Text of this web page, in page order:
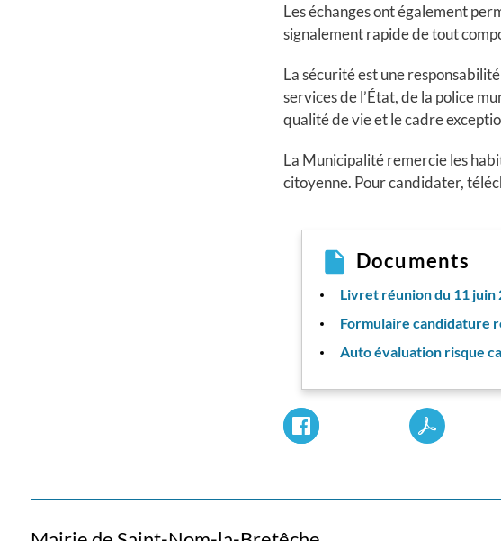
Les échanges ont également
signalement rapide de tout
La sécurité est une
services de l’État, de la police
qualité de vie et le cadre
La Municipalité remercie les
citoyenne. Pour candidater,
Documents
Livret réunion du 11 juin
Formulaire candidature
Auto évaluation risque